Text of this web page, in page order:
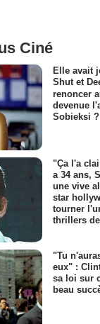
Ciné
Elle avait
Shut et
renoncer
devenue
Sobieksi ?
"Ça l'a
a 34 ans,
une vive
star
tourner
thrillers
"Tu
eux" :
sa loi sur
beau